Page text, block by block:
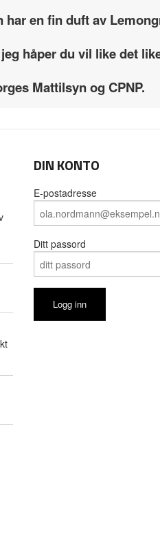
har en fin duft av
håper du vil like det
Mattilsyn og CPNP.
DIN KONTO
E-postadresse
Ditt passord